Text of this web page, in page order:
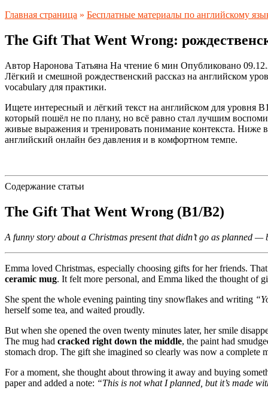
Главная страница » Бесплатные материалы по английскому
The Gift That Went Wrong:
Автор Наронова Татьяна На чтение 6 мин Опубликовано
Лёгкий и смешной рождественский рассказ на английском
vocabulary для практики.
Ищете интересный и лёгкий текст на английском для уровня
который пошёл не по плану, но всё равно стал лучшим
живые выражения и тренировать понимание контекста. Ниже
английский онлайн без давления и в комфортном темпе.
Содержание статьи
The Gift That Went Wrong (B1/B2)
A funny story about a Christmas present that didn’t go as planned —
Emma loved Christmas, especially choosing gifts for her friends.
ceramic mug. It felt more personal, and Emma liked the thought of
She spent the whole evening painting tiny snowflakes and writing
herself some tea, and waited proudly.
But when she opened the oven twenty minutes later, her smile
The mug had cracked right down the middle, the paint had
stomach drop. The gift she imagined so clearly was now a complete
For a moment, she thought about throwing it away and buying
paper and added a note: “This is not what I planned, but it’s made